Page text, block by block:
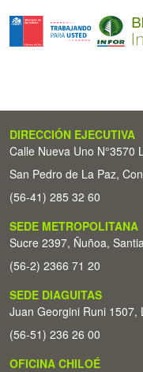
DIRECCIÓN EJECUTIVA
Calle Nueva Uno N°3570
San Pedro de La Paz,
(56-41) 285 32 60
SEDE METROPOLITANA
Sucre 2397, Ñuñoa,
(56-2) 2366 71 20
SEDE DIAGUITAS
Juan Georgini Runi 1507,
(56-51) 236 26 00
OFICINA CHILOÉ